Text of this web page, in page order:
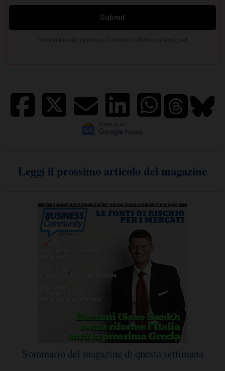
Leggi il prossimo articolo del magazine
Sommario del magazine di questa settimana